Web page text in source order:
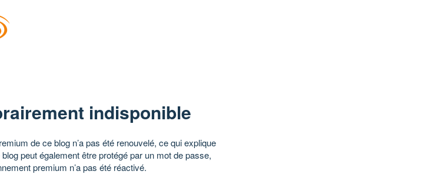
indisponible
de ce blog n’a pas été renouvelé, ce qui explique
peut également être protégé par un mot de passe,
premium n’a pas été réactivé.